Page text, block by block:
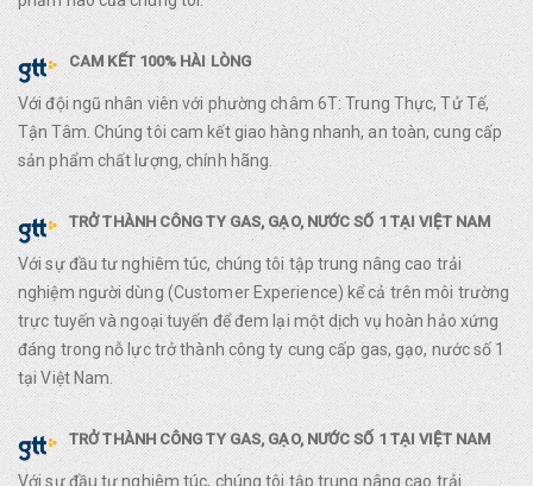
CAM KẾT 100% HÀI LÒNG
Với đội ngũ nhân viên với phường châm 6T: Trung Thực, Tử Tế,
Tận Tâm. Chúng tôi cam kết giao hàng nhanh, an toàn, cung cấp
sản phẩm chất lượng, chính hãng.
TRỞ THÀNH CÔNG TY GAS, GẠO, NƯỚC SỐ 1 TẠI VIỆT NAM
Với sự đầu tư nghiêm túc, chúng tôi tập trung nâng cao trải
nghiệm người dùng (Customer Experience) kể cả trên môi trường
trực tuyến và ngoại tuyến để đem lại một dịch vụ hoàn hảo xứng
đáng trong nỗ lực trở thành công ty cung cấp gas, gạo, nước số 1
tại Việt Nam.
TRỞ THÀNH CÔNG TY GAS, GẠO, NƯỚC SỐ 1 TẠI VIỆT NAM
Với sự đầu tư nghiêm túc, chúng tôi tập trung nâng cao trải